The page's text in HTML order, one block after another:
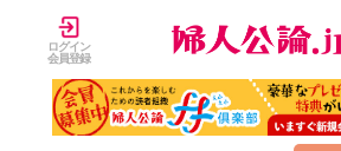
ログイン
会員登録